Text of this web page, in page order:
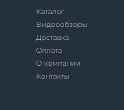
Каталог
Видеообзоры
Доставка
Оплата
О компании
Контакты